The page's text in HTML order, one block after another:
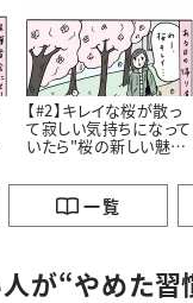
【#2】キレイな桜が散っ
て寂しい気持ちになって
いたら"桜の新しい魅
#4コマ漫画
一覧
が“やめた習